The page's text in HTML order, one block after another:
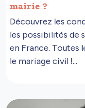
mairie ?
Découvrez les
les possibilités de
en France. Toutes
le mariage civil !...